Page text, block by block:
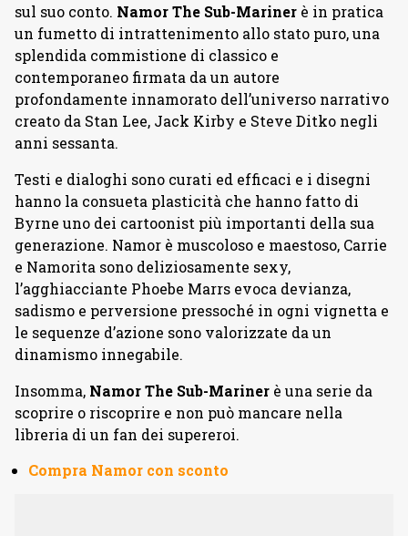
sul suo conto. Namor The Sub-Mariner è in pratica
un fumetto di intrattenimento allo stato puro, una
splendida commistione di classico e
contemporaneo firmata da un autore
profondamente innamorato dell’universo narrativo
creato da Stan Lee, Jack Kirby e Steve Ditko negli
anni sessanta.
Testi e dialoghi sono curati ed efficaci e i disegni
hanno la consueta plasticità che hanno fatto di
Byrne uno dei cartoonist più importanti della sua
generazione. Namor è muscoloso e maestoso, Carrie
e Namorita sono deliziosamente sexy,
l’agghiacciante Phoebe Marrs evoca devianza,
sadismo e perversione pressoché in ogni vignetta e
le sequenze d’azione sono valorizzate da un
dinamismo innegabile.
Insomma, Namor The Sub-Mariner è una serie da
scoprire o riscoprire e non può mancare nella
libreria di un fan dei supereroi.
Compra Namor con sconto